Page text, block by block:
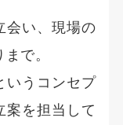
会い、現場の
で。
いうコンセプ
案を担当して